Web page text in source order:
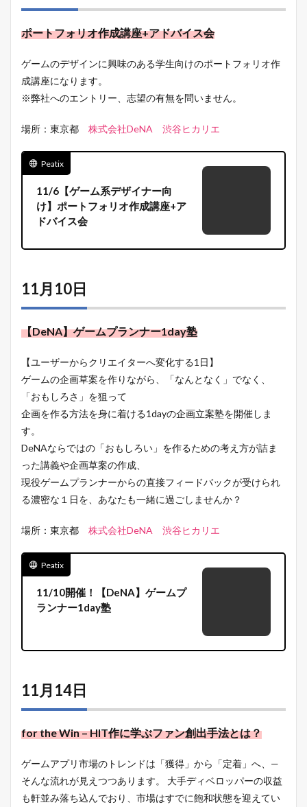
ポートフォリオ作成講座+アドバイス会
ゲームのデザインに興味のある学生向けのポートフォリオ作
成講座になります。
※弊社へのエントリー、志望の有無を問いません。
場所：東京都 株式会社DeNA 渋谷ヒカリエ
Peatix
11/6【ゲーム系デザイナー向
け】ポートフォリオ作成講座+ア
ドバイス会
11月10日
【DeNA】ゲームプランナー1day塾
【ユーザーからクリエイターへ変化する1日】
ゲームの企画草案を作りながら、「なんとなく」でなく、
「おもしろさ」を狙って
企画を作る方法を身に着ける1dayの企画立案塾を開催しま
す。
DeNAならではの「おもしろい」を作るための考え方が詰ま
った講義や企画草案の作成、
現役ゲームプランナーからの直接フィードバックが受けられ
る濃密な１日を、あなたも一緒に過ごしませんか？
場所：東京都 株式会社DeNA 渋谷ヒカリエ
Peatix
11/10開催！【DeNA】ゲームプ
ランナー1day塾
11月14日
for the Win – HIT作に学ぶファン創出手法とは？
ゲームアプリ市場のトレンドは「獲得」から「定着」へ、—
そんな流れが見えつつあります。 大手ディベロッパーの収益
も軒並み落ち込んでおり、市場はすでに飽和状態を迎えてい